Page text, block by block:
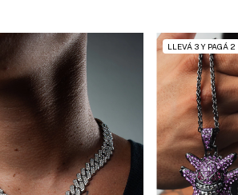
LLEVÁ 3 Y PAGÁ 2